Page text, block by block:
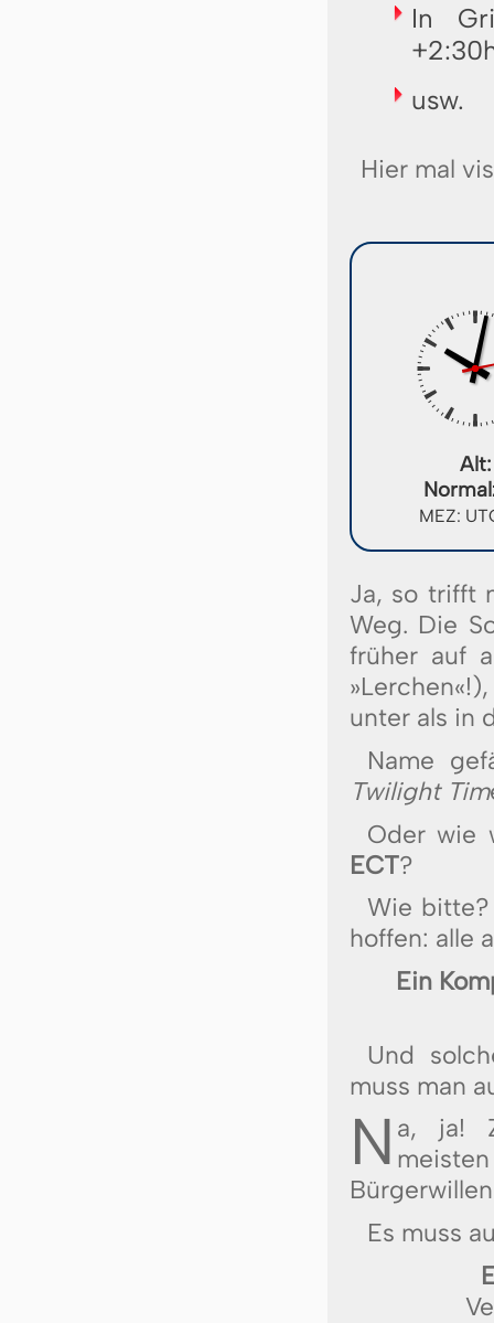
In
usw.
Hier mal
Alt:
MEZ:
Ja, so trifft
Weg. Die
frü­her auf
unter als in
Name
Twilight Tim
Oder wie
ECT?
Wie
hoffen: alle
Ein
Und
muss man
N a, ja!
Es muss